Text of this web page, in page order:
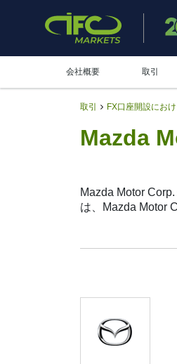
会社概要 取引
取引 FX口座開設にお
Mazda
Mazda Motor
は、Mazda Motor
権利確定日は
7261配当日
Mazda Motor
どういう意味で